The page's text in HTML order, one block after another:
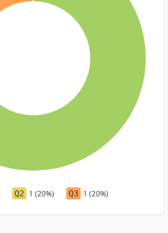
Q2 1 (20%) Q3 1 (20%)